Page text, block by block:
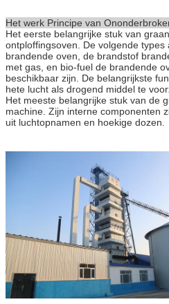
Het werk Principe van
Het eerste belangrijke stuk van
ontploffingsoven. De volgende types
brandende oven, de brandstof
met gas, en bio-fuel de brandende
beschikbaar zijn. De belangrijkste
hete lucht als drogend middel te
Het meeste belangrijke stuk van de
machine. Zijn interne componenten
uit luchtopnamen en hoekige dozen.